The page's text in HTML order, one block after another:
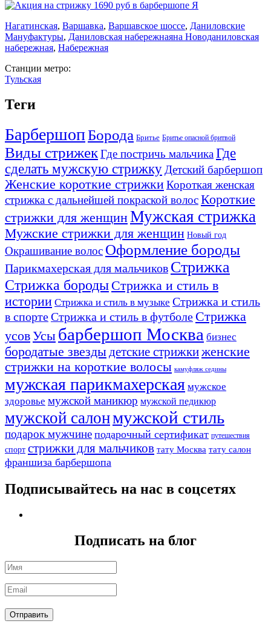
Нагатинская, Варшавка, Варшавское шоссе, Даниловские
Мануфактуры, Даниловская набережнаяна Новоданиловская
набережная, Набережная
Станции метро:
Тульская
Теги
БарбершопБорода Бритье Бритье опасной бритвой
Виды стрижекГде постричь мальчикаГде
сделать мужскую стрижкуДетский барбершоп
Женские короткие стрижкиКороткая женская
стрижка с дальнейшей покраской волосКороткие
стрижки для женщинМужская стрижка
Мужские стрижки для женщин Новый год
Окрашивание волос Оформление бороды
Парикмахерская для мальчиков Стрижка
Стрижка бороды Стрижка и стиль в
истории Стрижка и стиль в музыке Стрижка и стиль
в спортеСтрижка и стиль в футболе Стрижка
усовУсы барбершоп Москва бизнес
бородатые звездыдетские стрижкиженские
стрижки на короткие волосы камуфляж седины
мужская парикмахерская мужское
здоровье мужской маникюр мужской педикюр
мужской салонмужской стиль
подарок мужчине подарочный сертификат путешествия
спорт стрижки для мальчиков тату Москва тату салон
франшиза барбершопа
Подписывайтесь на нас в соцсетях
Подписать на блог